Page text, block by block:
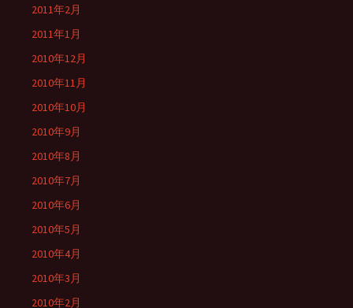
2011年2月
2011年1月
2010年12月
2010年11月
2010年10月
2010年9月
2010年8月
2010年7月
2010年6月
2010年5月
2010年4月
2010年3月
2010年2月